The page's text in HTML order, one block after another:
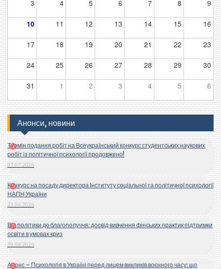
3 4 5 6 7 8 9
10 11 12 13 14 15 16
17 18 19 20 21 22 23
24 25 26 27 28 29 30
31 1 2 3 4 5 6
Анонси, новини
Термін подання робіт на Всеукраїнський конкурс студентських наукових
робіт із політичної психології продовжено!
07.07.2026
Конкурс на посаду директора Інституту соціальної та політичної психології
НАПН України
23.06.2026
Від політики до благополуччя: досвід вивчення фінських практик підтримки
освіти в умовах криз
19.06.2026
Анонс – Психологія в Україні перед лицем викликів воєнного часу: що